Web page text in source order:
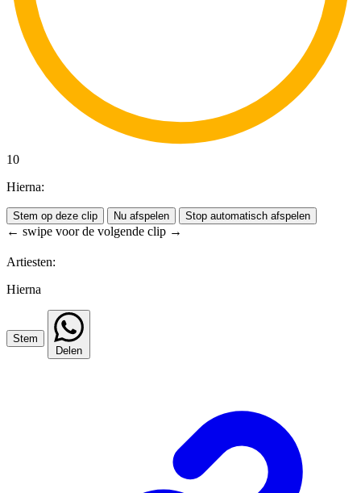
10
Hierna:
Stem op deze clip Nu afspelen Stop automatisch afspelen
← swipe voor de volgende clip →
Artiesten:
Hierna
Stem
Delen